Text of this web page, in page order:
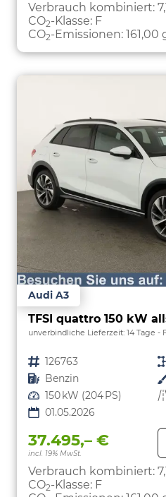
Verbrauch kombiniert:
CO2-Klasse: F
CO2-Emissionen: 161,00
Audi A3
unverbindliche Lieferzeit: 14 Tage
Fahrzeugnr. 126763
Kraftstoff Benzin
Leistung 150 kW (204 PS)
01.05.2026
37.495,– €
incl. 19% MwSt.
Verbrauch kombiniert:
CO2-Klasse: F